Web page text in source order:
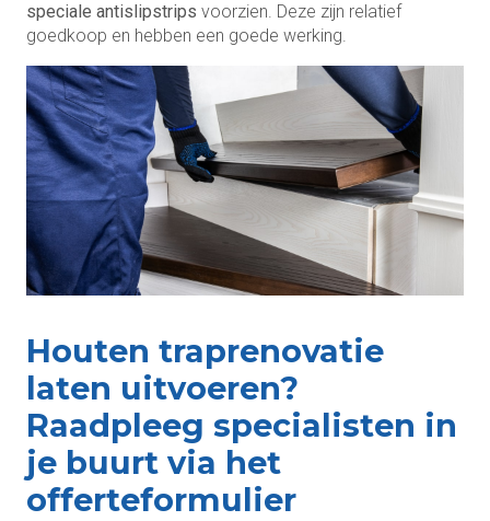
speciale antislipstrips voorzien. Deze zijn relatief
goedkoop en hebben een goede werking.
Houten traprenovatie
laten uitvoeren?
Raadpleeg specialisten in
je buurt via het
offerteformulier